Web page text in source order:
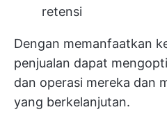
retensi
Dengan memanfaatkan
penjualan dapat
dan operasi mereka dan
yang berkelanjutan.